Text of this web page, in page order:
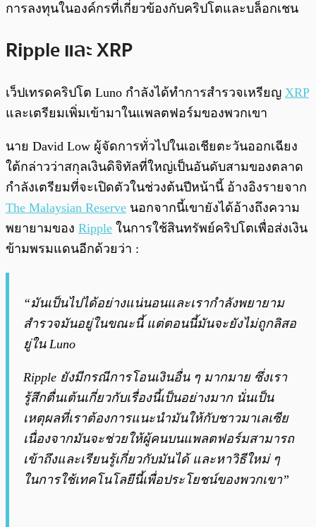
การลงทุนในองค์กรที่เกี่ยวข้องกับคริปโตและบล็อกเชน
Ripple และ XRP
เว็ปเทรดคริปโต Luno กำลังได้ทำการสำรวจเหรียญ XRP
และเตรียมเพิ่มเข้ามาในแพลตฟอร์มของพวกเขา
นาย David Low ผู้จัดการทั่วไปในเอเชียตะวันออกเฉียง
ใต้กล่าวว่าสกุลเงินดิจิทัลที่ใหญ่เป็นอันดับสามของตลาด
กำลังเตรียมที่จะเปิดตัวในช่วงต้นปีหน้านี้ อ้างอิงรายจาก
The Malaysian Reserve นอกจากนี้เขายังได้อ้างถึงความ
พยายามของ Ripple ในการใช้สินทรัพย์คริปโตเพื่อส่งเงิน
ข้ามพรมแดนอีกด้วยว่า :
“มันเป็นไปได้อย่างแน่นอนและเรากำลังพยายาม
สำรวจมันอยู่ในขณะนี้ แต่ตอนนี้มันจะยังไม่ถูกลิสอ
ยู่ใน Luno
Ripple ยังมีกรณีการโอนเงินอื่น ๆ มากมาย ซึ่งเรา
รู้สึกตื่นเต้นเกี่ยวกับเรื่องนี้เป็นอย่างมาก นั่นเป็น
เหตุผลที่เราต้องการแนะนำมันให้กับชาวมาเลเซีย
เนื่องจากมันจะช่วยให้ผู้คนบนแพลตฟอร์มสามารถ
เข้าถึงและเรียนรู้เกี่ยวกับมันได้ และหาวิธีใหม่ ๆ
ในการใช้เทคโนโลยีนี้เพื่อประโยชน์ของพวกเขา”